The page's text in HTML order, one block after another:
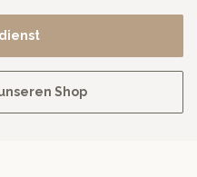
Shop